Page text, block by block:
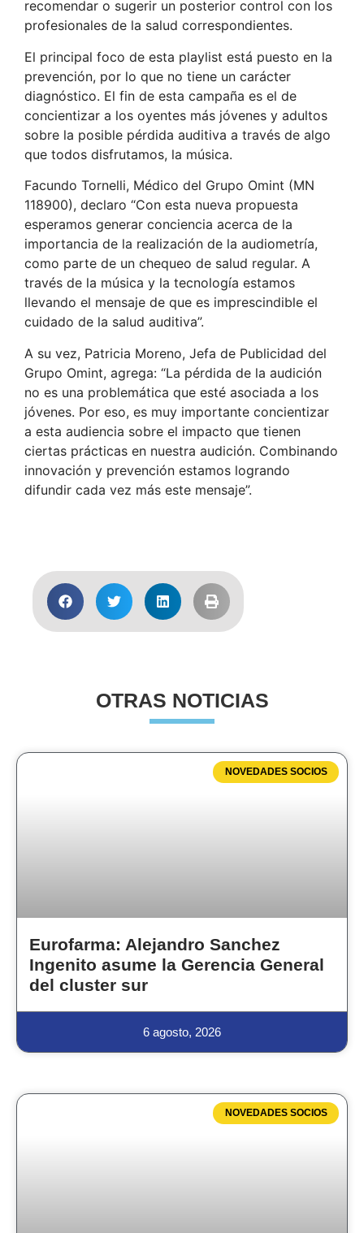
recomendar o sugerir un posterior control con los
profesionales de la salud correspondientes.
El principal foco de esta playlist está puesto en la
prevención, por lo que no tiene un carácter
diagnóstico. El fin de esta campaña es el de
concientizar a los oyentes más jóvenes y adultos
sobre la posible pérdida auditiva a través de algo
que todos disfrutamos, la música.
Facundo Tornelli, Médico del Grupo Omint (MN
118900), declaro “Con esta nueva propuesta
esperamos generar conciencia acerca de la
importancia de la realización de la audiometría,
como parte de un chequeo de salud regular. A
través de la música y la tecnología estamos
llevando el mensaje de que es imprescindible el
cuidado de la salud auditiva”.
A su vez, Patricia Moreno, Jefa de Publicidad del
Grupo Omint, agrega: “La pérdida de la audición
no es una problemática que esté asociada a los
jóvenes. Por eso, es muy importante concientizar
a esta audiencia sobre el impacto que tienen
ciertas prácticas en nuestra audición. Combinando
innovación y prevención estamos logrando
difundir cada vez más este mensaje”.
OTRAS NOTICIAS
NOVEDADES SOCIOS
Eurofarma: Alejandro Sanchez
Ingenito asume la Gerencia General
del cluster sur
6 agosto, 2026
NOVEDADES SOCIOS